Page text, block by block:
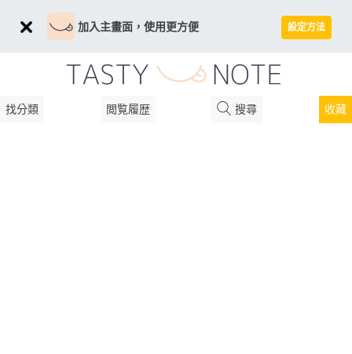
加入主畫面，使用更方便 設定方法
找分類 閲覧履歴 搜尋 收藏